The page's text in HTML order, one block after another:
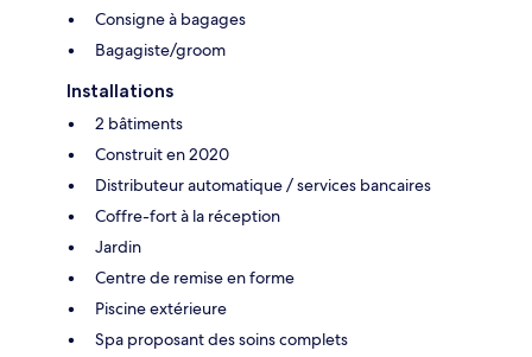
Consigne à bagages
Bagagiste/groom
Installations
2 bâtiments
Construit en 2020
Distributeur automatique / services bancaires
Coffre-fort à la réception
Jardin
Centre de remise en forme
Piscine extérieure
Spa proposant des soins complets